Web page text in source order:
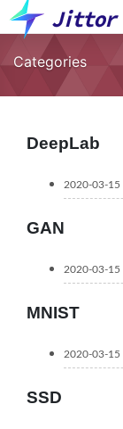
Categories
DeepLab
2020-03-15
GAN
2020-03-15
MNIST
2020-03-15
SSD